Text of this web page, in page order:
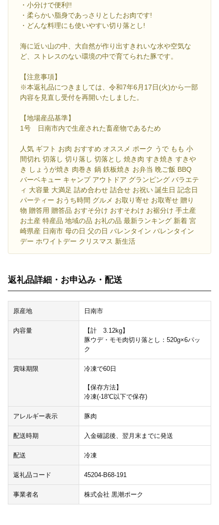
・小分けで便利!!
・柔らかい脂身であっさりとしたお肉です!
・どんな料理にも使いやすい切り落とし!
海に近い山の中、大自然が作り出すきれいな水や空気な
ど、ストレスのない環境の中で育てられた豚です。
【注意事項】
※本返礼品につきましては、令和7年6月17日(火)から一部
内容を見直し受付を再開いたしました。
【地場産品基準】
1号 日南市内で生産された畜産物であるため
人気 ギフト お肉 おすすめ オススメ ポーク うで もも 小
間切れ 切落し 切り落し 切落とし 焼き肉 すき焼き すきや
き しょうが焼き 肉巻き 鍋 鉄板焼き お弁当 晩ご飯 BBQ
バーベキュー キャンプ アウトドア グランピング バラエテ
ィ 大容量 大満足 詰め合わせ 詰合せ お祝い 誕生日 記念日
パーティー おうち時間 グルメ お取り寄せ お取寄せ 贈り
物 贈答用 贈答品 おすそ分け おすそわけ お裾分け 手土産
お土産 特産品 地域の品 お礼の品 最新ランキング 新着 宮
崎県産 日南市 母の日 父の日 バレンタイン バレンタイン
デー ホワイトデー クリスマス 新生活
返礼品詳細・お申込み・配送
原産地 日南市
内容量
【計 3.12kg】
豚ウデ・モモ肉切り落とし：520g×6パッ
ク
賞味期限 冷凍で60日
【保存方法】
冷凍(-18℃以下で保存)
アレルギー表示 豚肉
配送時期 入金確認後、翌月末までに発送
配送 冷凍
返礼品コード 45204-B68-191
事業者名 株式会社 黒潮ポーク